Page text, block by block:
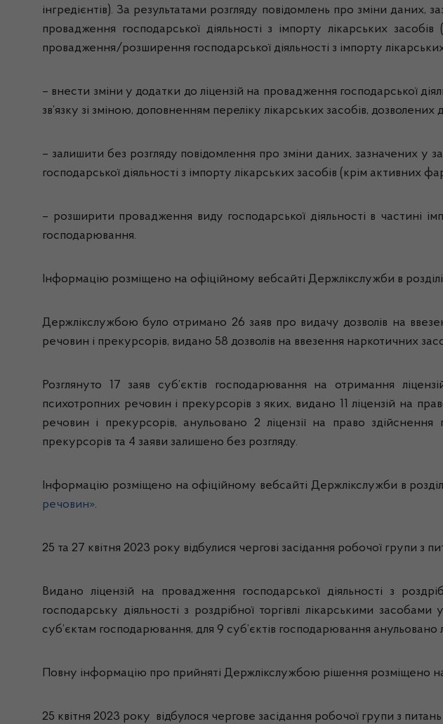
інгредієнтів). За результатами розгляду повідомлень про зміни
провадження господарської діяльності з імпорту лікарських
провадження/розширення господарської діяльності з імпорту
– внести зміни у додатки до ліцензій на провадження господарської
зв’язку зі зміною, доповненням переліку лікарських засобів,
– залишити без розгляду повідомлення про зміни даних, зазначених у
господарської діяльності з імпорту лікарських засобів (крім активних
– розширити провадження виду господарської діяльності в частині
господарювання.
Інформацію розміщено на офіційному вебсайті Держлікслужби в розділі
Держлікслужбою було отримано 26 заяв про видачу дозволів на
речовин і прекурсорів, видано 58 дозволів на ввезення наркотичних
Розглянуто 17 заяв суб’єктів господарювання на отримання
психотропних речовин і прекурсорів з яких, видано 11 ліцензій на
речовин і прекурсорів, анульовано 2 ліцензії на право здійснення
прекурсорів та 4 заяви залишено без розгляду.
Інформацію розміщено на офіційному вебсайті Держлікслужби в
речовин».
25 та 27 квітня 2023 року відбулися чергові засідання робочої групи з
Видано ліцензій на провадження господарської діяльності з
господарську діяльності з роздрібної торгівлі лікарськими
суб’єктам господарювання, для 9 суб’єктів господарювання анульовано
Повну інформацію про прийняті Держлікслужбою рішення розміщено на
25 квітня 2023 року відбулося чергове засідання робочої групи з